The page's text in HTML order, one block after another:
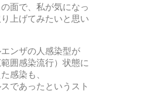
面で、私が気になっ
上げてみたいと思い
ンザの人感染型が
囲感染流行）状態に
感染も、
であったというスト